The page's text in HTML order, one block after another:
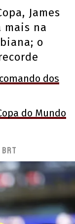
James
mais na
o
dos
do Mundo